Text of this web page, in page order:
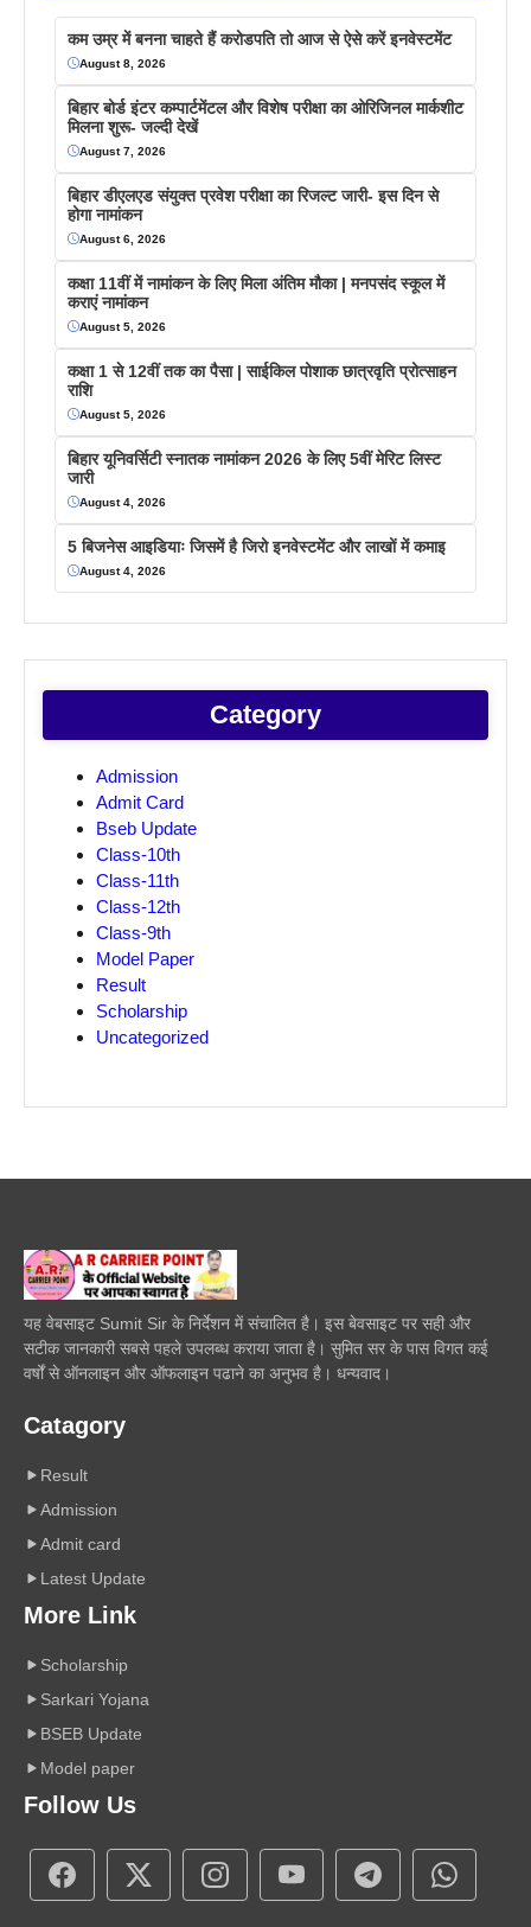
कम उम्र में बनना चाहते हैं करोडपति तो आज से ऐसे करें इनवेस्टमेंट
August 8, 2026
बिहार बोर्ड इंटर कम्पार्टमेंटल और विशेष परीक्षा का ओरिजिनल मार्कशीट
मिलना शुरू- जल्दी देखें
August 7, 2026
बिहार डीएलएड संयुक्त प्रवेश परीक्षा का रिजल्ट जारी- इस दिन से
होगा नामांकन
August 6, 2026
कक्षा 11वीं में नामांकन के लिए मिला अंतिम मौका | मनपसंद स्कूल में
कराएं नामांकन
August 5, 2026
कक्षा 1 से 12वीं तक का पैसा | साईकिल पोशाक छात्रवृति प्रोत्साहन
राशि
August 5, 2026
बिहार यूनिवर्सिटी स्नातक नामांकन 2026 के लिए 5वीं मेरिट लिस्ट
जारी
August 4, 2026
5 बिजनेस आइडियाः जिसमें है जिरो इनवेस्टमेंट और लाखों में कमाइ
August 4, 2026
Category
Admission
Admit Card
Bseb Update
Class-10th
Class-11th
Class-12th
Class-9th
Model Paper
Result
Scholarship
Uncategorized
यह वेबसाइट Sumit Sir के निर्देशन में संचालित है। इस बेवसाइट पर सही और
सटीक जानकारी सबसे पहले उपलब्ध कराया जाता है। सुमित सर के पास विगत कई
वर्षों से ऑनलाइन और ऑफलाइन पढाने का अनुभव है। धन्यवाद।
Catagory
Result
Admission
Admit card
Latest Update
More Link
Scholarship
Sarkari Yojana
BSEB Update
Model paper
Follow Us